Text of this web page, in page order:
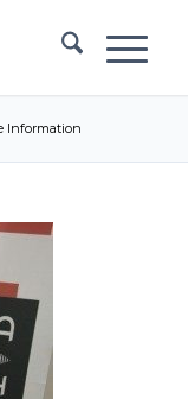
Information